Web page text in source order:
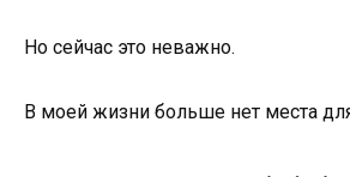
Но сейчас это неважно.
В моей жизни больше нет места